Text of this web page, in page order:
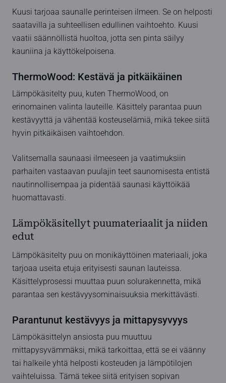
Kuusi tarjoaa saunalle perinteisen ilmeen. Se on helposti
saatavilla ja suhteellisen edullinen vaihtoehto. Kuusi
vaatii säännöllistä huoltoa, jotta sen pinta säilyy
kauniina ja käyttökelpoisena.
ThermoWood: Kestävä ja pitkäikäinen
Lämpökäsitelty puu, kuten ThermoWood, on
erinomainen valinta lauteille. Käsittely parantaa puun
kestävyyttä ja vähentää kosteuselämiä, mikä tekee siitä
hyvin pitkäikäisen vaihtoehdon.
Valitsemalla saunaasi ilmeeseen ja vaatimuksiin
parhaiten vastaavan puulajin teet saunomisesta entistä
nautinnollisempaa ja pidentää saunasi käyttöikää
huomattavasti.
Lämpökäsitellyt puumateriaalit ja niiden
edut
Lämpökäsitelty puu on monikäyttöinen materiaali, joka
tarjoaa useita etuja erityisesti saunan lauteissa.
Käsittelyprosessi muuttaa puun solurakennetta, mikä
parantaa sen kestävyysominaisuuksia merkittävästi.
Parantunut kestävyys ja mittapysyvyys
Lämpökäsittelyn ansiosta puu muuttuu
mittapysyvämmäksi, mikä tarkoittaa, että se ei väänny
tai halkeile yhtä helposti kosteuden ja lämpötilojen
vaihteluissa. Tämä tekee siitä erityisen sopivan